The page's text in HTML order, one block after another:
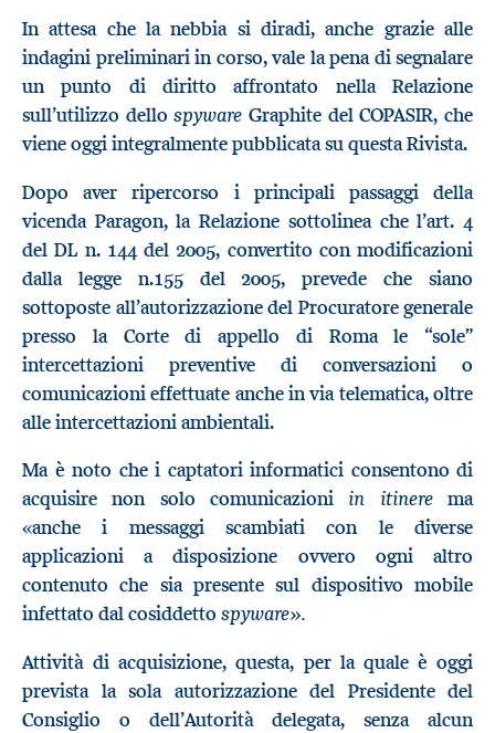
In attesa che la nebbia si diradi, anche grazie alle
indagini preliminari in corso, vale la pena di segnalare
un punto di diritto affrontato nella Relazione
sull’utilizzo dellospyware Graphite del COPASIR, che
viene oggi integralmente pubblicata su questa Rivista.
Dopo aver ripercorso i principali passaggi della
vicenda Paragon, la Relazione sottolinea che l’art. 4
del DL n. 144 del 2005, convertito con modificazioni
dalla legge n.155 del 2005, prevede che siano
sottoposte all’autorizzazione del Procuratore generale
presso la Corte di appello di Roma le “sole”
intercettazioni preventive di conversazioni o
comunicazioni effettuate anche in via telematica, oltre
alle intercettazioni ambientali.
Ma è noto che i captatori informatici consentono di
acquisire non solo comunicazioni in itinerema
«anche i messaggi scambiati con le diverse
applicazioni a disposizione ovvero ogni altro
contenuto che sia presente sul dispositivo mobile
infettato dal cosiddetto spyware».
Attività di acquisizione, questa, per la quale è oggi
prevista la sola autorizzazione del Presidente del
Consiglio o dell’Autorità delegata, senza alcun